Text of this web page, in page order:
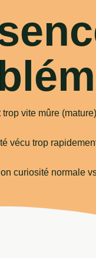
trop vite mûre
vécu trop
curiosité normale